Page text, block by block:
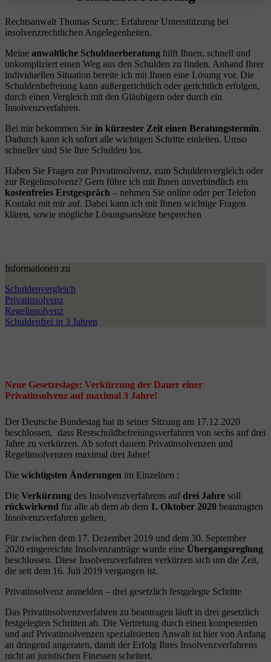
Rechtsanwalt Thomas Scuric: Erfahrene Unterstützung bei
insolvenzrechtlichen Angelegenheiten.
Meine anwaltliche Schuldnerberatung hilft Ihnen, schnell und
unkompliziert einen Weg aus den Schulden zu finden. Anhand Ihrer
individuellen Situation bereite ich mit Ihnen eine Lösung vor. Die
Schuldenbefreiung kann außergerichtlich oder gerichtlich erfolgen,
durch einen Vergleich mit den Gläubigern oder durch ein
Insolvenzverfahren.
Bei mir bekommen Sie in kürzester Zeit einen Beratungstermin.
Dadurch kann ich sofort alle wichtigen Schritte einleiten. Umso
schneller sind Sie Ihre Schulden los.
Haben Sie Fragen zur Privatinsolvenz, zum Schuldenvergleich oder
zur Regelinsolvenz? Gern führe ich mit Ihnen unverbindlich ein
kostenfreies Erstgespräch – nehmen Sie online oder per Telefon
Kontakt mit mir auf. Dabei kann ich mit Ihnen wichtige Fragen
klären, sowie mögliche Lösungsansätze besprechen
Informationen zu
Schuldenvergleich
Privatinsolvenz
Regelinsolvenz
Schuldenfrei in 3 Jahren
Neue Gesetzeslage: Verkürzung der Dauer einer
Privatinsolvenz auf maximal 3 Jahre!
Der Deutsche Bundestag hat in seiner Sitzung am 17.12.2020
beschlossen, dass Restschuldbefreiungsverfahren von sechs auf drei
Jahre zu verkürzen. Ab sofort dauern Privatinsolvenzen und
Regelinsolvenzen maximal drei Jahre!
Die wichtigsten Änderungen im Einzelnen :
Die Verkürzung des Insolvenzverfahrens aufdrei Jahre soll
rückwirkend für alle ab dem ab dem 1. Oktober 2020 beantragten
Insolvenzverfahren gelten.
Für zwischen dem 17. Dezember 2019 und dem 30. September
2020 eingereichte Insolvenzanträge wurde eine Übergangsreglung
beschlossen. Diese Insolvenzverfahren verkürzen sich um die Zeit,
die seit dem 16. Juli 2019 vergangen ist.
Privatinsolvenz anmelden – drei gesetzlich festgelegte Schritte
Das Privatinsolvenzverfahren zu beantragen läuft in drei gesetzlich
festgelegten Schritten ab. Die Vertretung durch einen kompetenten
und auf Privatinsolvenzen spezialisierten Anwalt ist hier von Anfang
an dringend angeraten, damit der Erfolg Ihres Insolvenzverfahrens
nicht an juristischen Finessen scheitert.